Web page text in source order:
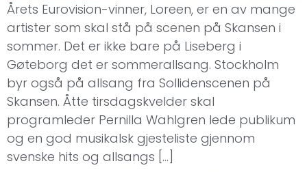
Årets Eurovision-vinner, Loreen, er en av mange
artister som skal stå på scenen på Skansen i
sommer. Det er ikke bare på Liseberg i
Gøteborg det er sommerallsang. Stockholm
byr også på allsang fra Sollidenscenen på
Skansen. Åtte tirsdagskvelder skal
programleder Pernilla Wahlgren lede publikum
og en god musikalsk gjesteliste gjennom
svenske hits og allsangs […]